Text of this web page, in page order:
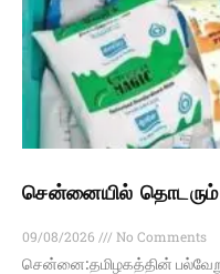
சென்னையில் தொடரும்
09/08/2026
No Comments
சென்னை:தமிழகத்தின்